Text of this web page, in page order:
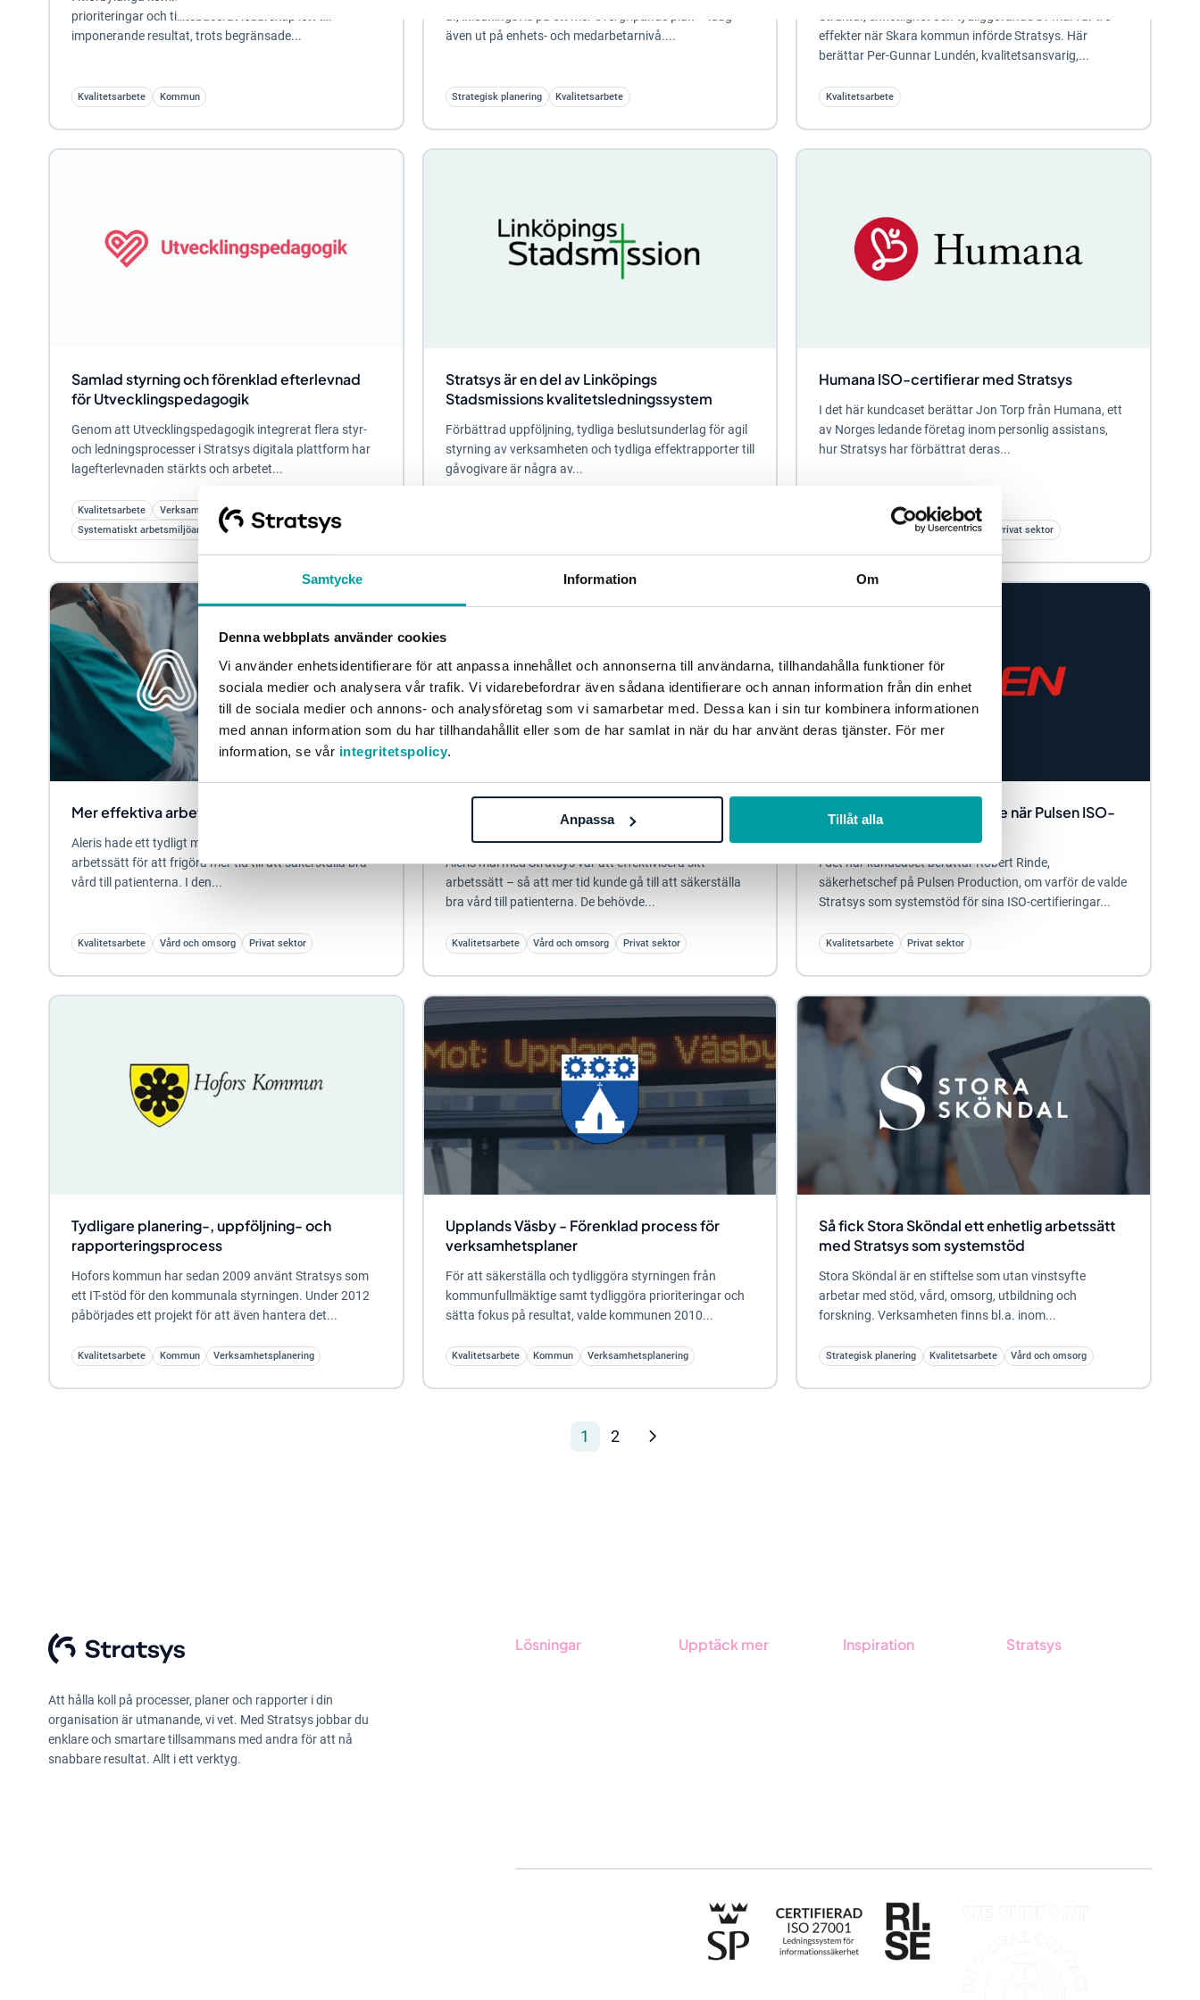
Samtycke Information Om
Denna webbplats använder cookies
Vi använder enhetsidentifierare för att anpassa innehållet och annonserna till användarna, tillhandahålla funktioner för
sociala medier och analysera vår trafik. Vi vidarebefordrar även sådana identifierare och annan information från din enhet
till de sociala medier och annons- och analysföretag som vi samarbetar med. Dessa kan i sin tur kombinera informationen
med annan information som du har tillhandahållit eller som de har samlat in när du har använt deras tjänster. För mer
information, se vår integritetspolicy.
Anpassa Tillåt alla
prioriteringar och tillitsbaserat ledarskap lett till
imponerande resultat, trots begränsade...
Kvalitetsarbete Kommun
även ut på enhets- och medarbetarnivå....
Strategisk planering Kvalitetsarbete
effekter när Skara kommun införde Stratsys. Här
berättar Per-Gunnar Lundén, kvalitetsansvarig,...
Kvalitetsarbete
Samlad styrning och förenklad efterlevnad
för Utvecklingspedagogik
Genom att Utvecklingspedagogik integrerat flera styr-
och ledningsprocesser i Stratsys digitala plattform har
lagefterlevnaden stärkts och arbetet...
Kvalitetsarbete
Verksamhetsplanering
Systematiskt arbetsmiljöarbete
Stratsys är en del av Linköpings
Stadsmissions kvalitetsledningssystem
Förbättrad uppföljning, tydliga beslutsunderlag för agil
styrning av verksamheten och tydliga effektrapporter till
gåvogivare är några av...
Humana ISO-certifierar med Stratsys
I det här kundcaset berättar Jon Torp från Humana, ett
av Norges ledande företag inom personlig assistans,
hur Stratsys har förbättrat deras...
Vård och omsorg Privat sektor
Mer effektiva arbetsprocesser för Aleris
Aleris hade ett tydligt mål med Stratsys: effektivisera sitt
arbetssätt för att frigöra mer tid till att säkerställa bra
vård till patienterna. I den...
Kvalitetsarbete Vård och omsorg Privat sektor
Mindre administration och mer tid till
patienterna för Aleris
Aleris mål med Stratsys var att effektivisera sitt
arbetssätt – så att mer tid kunde gå till att säkerställa
bra vård till patienterna. De behövde...
Kvalitetsarbete Vård och omsorg Privat sektor
Effektivt förbättringsarbete när Pulsen ISO-
I det här kundcaset berättar Robert Rinde,
säkerhetschef på Pulsen Production, om varför de valde
Stratsys som systemstöd för sina ISO-certifieringar...
Kvalitetsarbete Privat sektor
Tydligare planering-, uppföljning- och
rapporteringsprocess
Hofors kommun har sedan 2009 använt Stratsys som
ett IT-stöd för den kommunala styrningen. Under 2012
påbörjades ett projekt för att även hantera det...
Kvalitetsarbete Kommun Verksamhetsplanering
Upplands Väsby - Förenklad process för
verksamhetsplaner
För att säkerställa och tydliggöra styrningen från
kommunfullmäktige samt tydliggöra prioriteringar och
sätta fokus på resultat, valde kommunen 2010...
Kvalitetsarbete Kommun Verksamhetsplanering
Så fick Stora Sköndal ett enhetlig arbetssätt
med Stratsys som systemstöd
Stora Sköndal är en stiftelse som utan vinstsyfte
arbetar med stöd, vård, omsorg, utbildning och
forskning. Verksamheten finns bl.a. inom...
Strategisk planering Kvalitetsarbete Vård och omsorg
1 2
Att hålla koll på processer, planer och rapporter i din
organisation är utmanande, vi vet. Med Stratsys jobbar du
enklare och smartare tillsammans med andra för att nå
snabbare resultat. Allt i ett verktyg.
Lösningar Upptäck mer Inspiration Stratsys